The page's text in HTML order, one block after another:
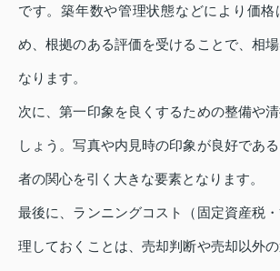
です。築年数や管理状態などにより価格
め、根拠のある評価を受けることで、相
なります。
次に、第一印象を良くするための整備や
しょう。写真や内見時の印象が良好であ
者の関心を引く大きな要素となります。
最後に、ランニングコスト（固定資産税
理しておくことは、売却判断や売却以外